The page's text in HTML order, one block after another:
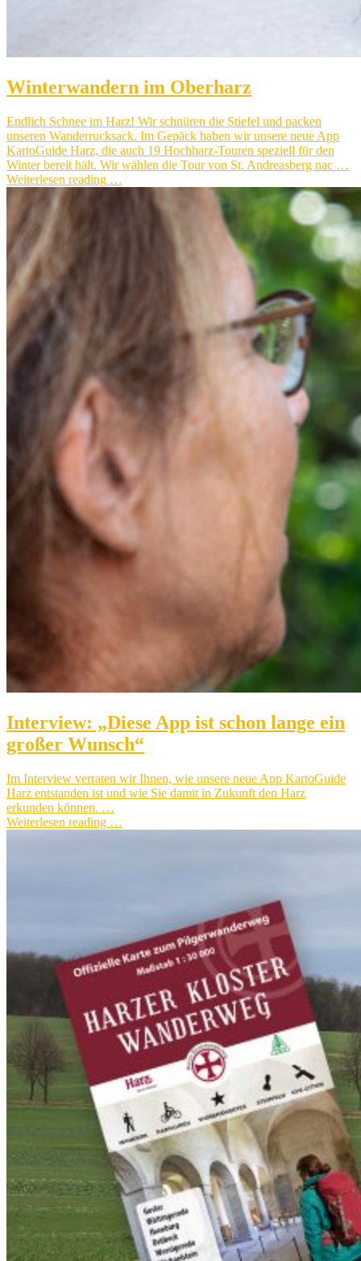
Winterwandern im Oberharz
Endlich Schnee im Harz! Wir schnüren die Stiefel und packen
unseren Wanderrucksack. Im Gepäck haben wir unsere neue App
KartoGuide Harz, die auch 19 Hochharz-Touren speziell für den
Winter bereit hält. Wir wählen die Tour von St. Andreasberg nac …
Weiterlesen reading …
Interview: „Diese App ist schon lange ein
großer Wunsch“
Im Interview verraten wir Ihnen, wie unsere neue App KartoGuide
Harz entstanden ist und wie Sie damit in Zukunft den Harz
erkunden können. …
Weiterlesen reading …